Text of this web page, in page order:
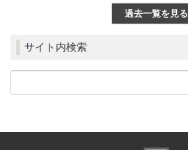
過去一覧を見る
サイト内検索